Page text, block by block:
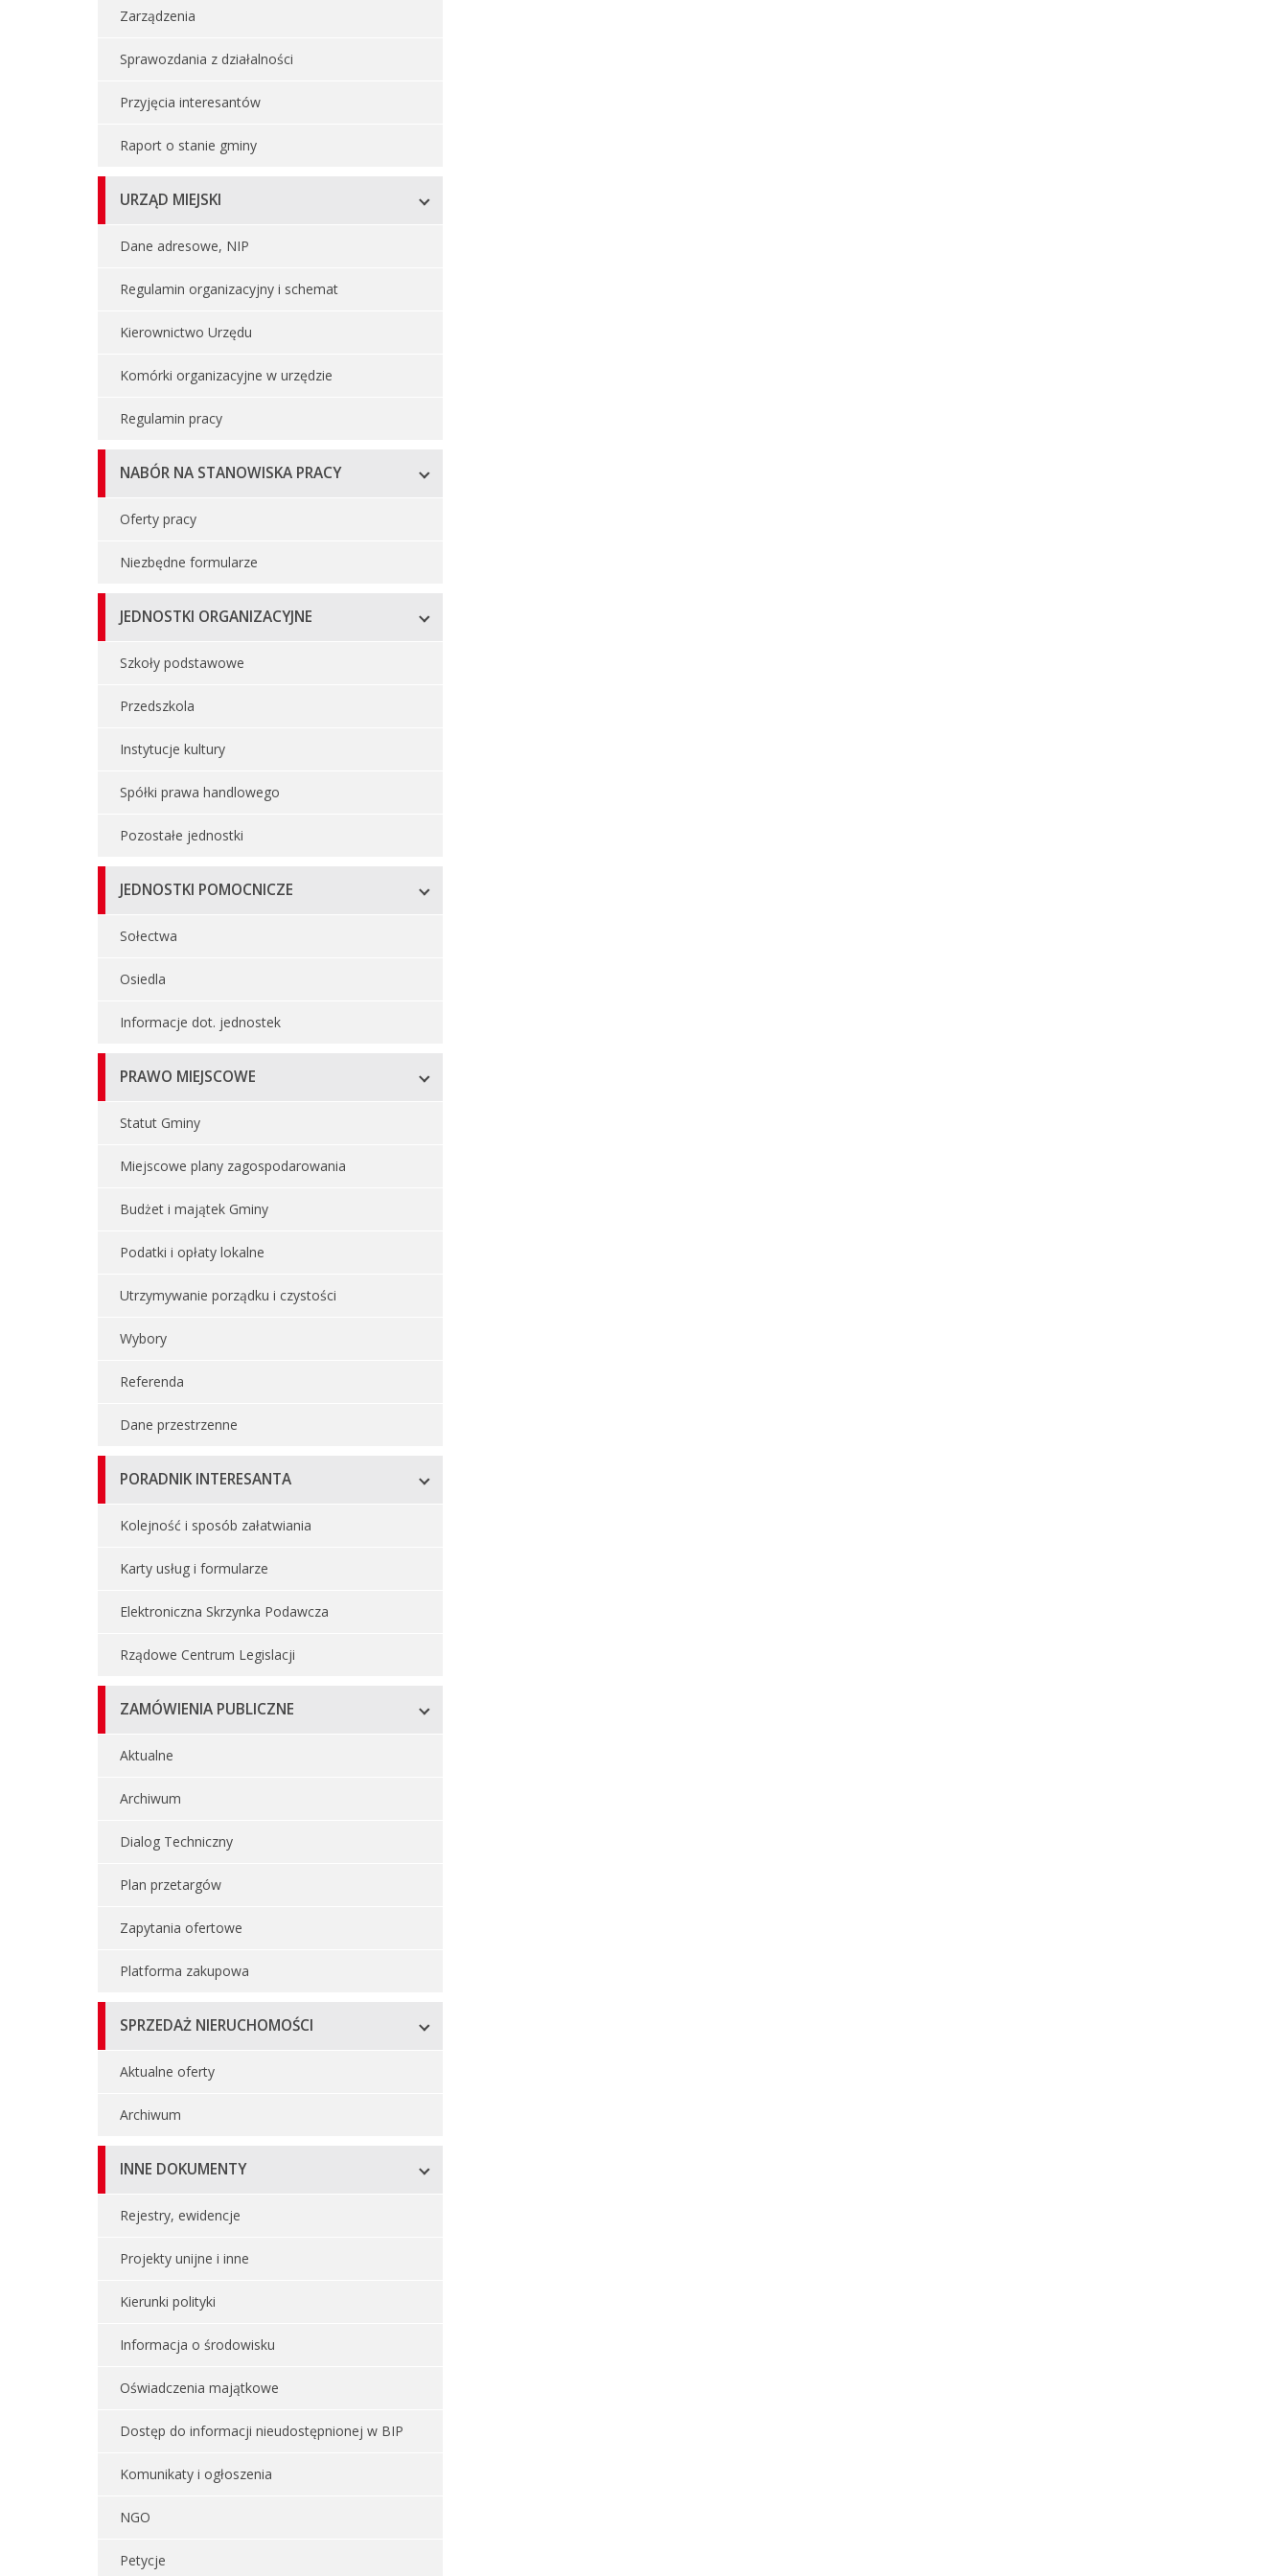
Zarządzenia
Sprawozdania z działalności
Przyjęcia interesantów
Raport o stanie gminy
URZĄD MIEJSKI
Dane adresowe, NIP
Regulamin organizacyjny i schemat
Kierownictwo Urzędu
Komórki organizacyjne w urzędzie
Regulamin pracy
NABÓR NA STANOWISKA PRACY
Oferty pracy
Niezbędne formularze
JEDNOSTKI ORGANIZACYJNE
Szkoły podstawowe
Przedszkola
Instytucje kultury
Spółki prawa handlowego
Pozostałe jednostki
JEDNOSTKI POMOCNICZE
Sołectwa
Osiedla
Informacje dot. jednostek
PRAWO MIEJSCOWE
Statut Gminy
Miejscowe plany zagospodarowania
Budżet i majątek Gminy
Podatki i opłaty lokalne
Utrzymywanie porządku i czystości
Wybory
Referenda
Dane przestrzenne
PORADNIK INTERESANTA
Kolejność i sposób załatwiania
Karty usług i formularze
Elektroniczna Skrzynka Podawcza
Rządowe Centrum Legislacji
ZAMÓWIENIA PUBLICZNE
Aktualne
Archiwum
Dialog Techniczny
Plan przetargów
Zapytania ofertowe
Platforma zakupowa
SPRZEDAŻ NIERUCHOMOŚCI
Aktualne oferty
Archiwum
INNE DOKUMENTY
Rejestry, ewidencje
Projekty unijne i inne
Kierunki polityki
Informacja o środowisku
Oświadczenia majątkowe
Dostęp do informacji nieudostępnionej w BIP
Komunikaty i ogłoszenia
NGO
Petycje